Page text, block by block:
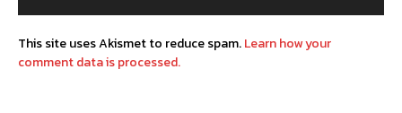
This site uses Akismet to reduce spam.Learn how your
comment data is processed.